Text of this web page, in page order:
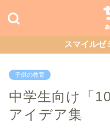
スマイルゼ
子供の教育
中学生向け「
アイデア集